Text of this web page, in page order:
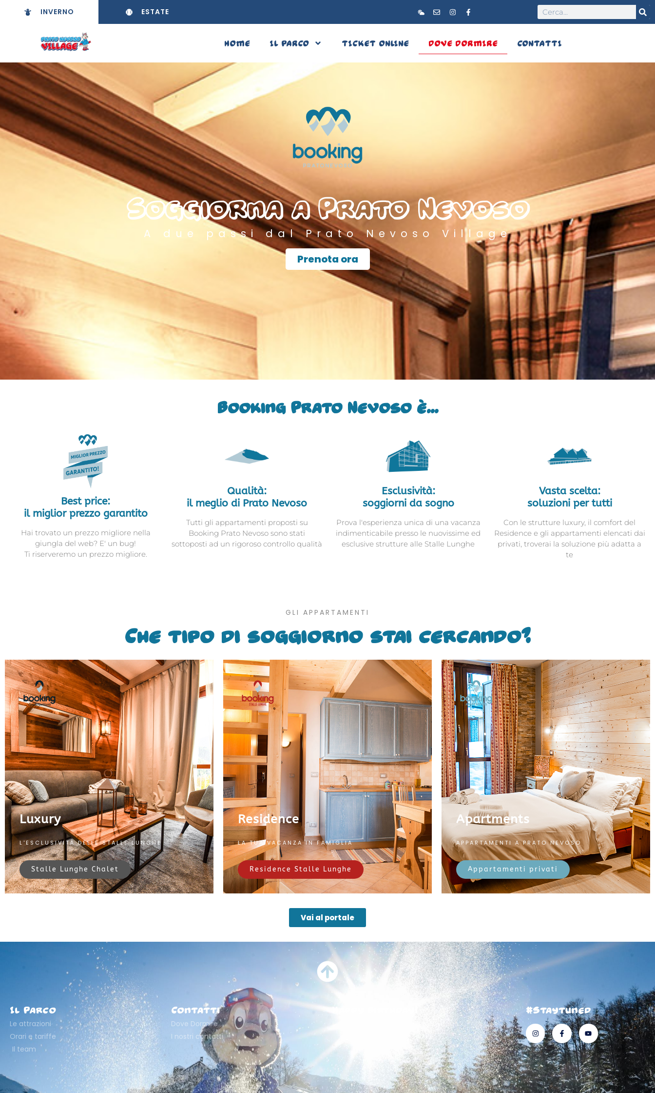
INVERNO ESTATE
HOME IL PARCO TICKET ONLINE DOVE DORMIRE CONTATTI
Soggiorna a Prato Nevoso
A due passi dal Prato Nevoso Village
Prenota ora
Booking Prato Nevoso è...
Best price:
il miglior prezzo garantito
Hai trovato un prezzo migliore nella
giungla del web? E' un bug!
Ti riserveremo un prezzo migliore.
Qualità:
il meglio di Prato Nevoso
Tutti gli appartamenti proposti su
Booking Prato Nevoso sono stati
sottoposti ad un rigoroso controllo qualità
Esclusività:
soggiorni da sogno
Prova l'esperienza unica di una vacanza
indimenticabile presso le nuovissime ed
esclusive strutture alle Stalle Lunghe
Vasta scelta:
soluzioni per tutti
Con le strutture luxury, il comfort del
Residence e gli appartamenti elencati dai
privati, troverai la soluzione più adatta a
te
GLI APPARTAMENTI
Che tipo di soggiorno stai cercando?
Luxury
L'ESCLUSIVITÀ DELLE STALLE LUNGHE
Stalle Lunghe Chalet
Residence
LA TUA VACANZA IN FAMIGLIA
Residence Stalle Lunghe
Apartments
APPARTAMENTI A PRATO NEVOSO
Appartamenti privati
Vai al portale
Il Parco
Le attrazioni
Orari e tariffe
Il team
Contatti
Dove Dormire
I nostri contatti
Happy Birthday!
La tua festa di compleanno al Village
#staytuned